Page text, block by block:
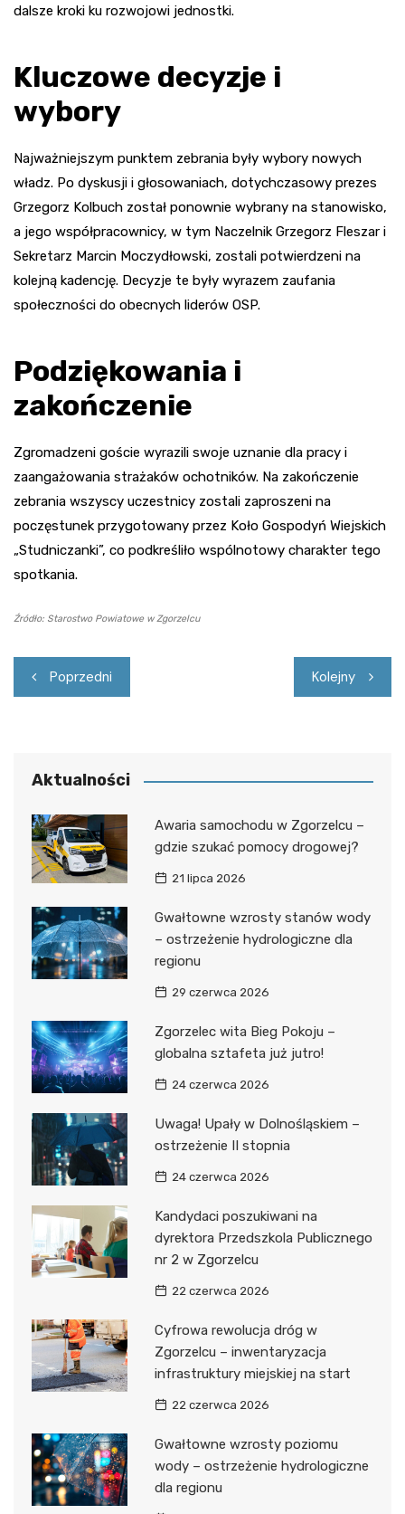
dalsze kroki ku rozwojowi jednostki.
Kluczowe decyzje i
wybory
Najważniejszym punktem zebrania były wybory nowych
władz. Po dyskusji i głosowaniach, dotychczasowy prezes
Grzegorz Kolbuch został ponownie wybrany na stanowisko,
a jego współpracownicy, w tym Naczelnik Grzegorz Fleszar i
Sekretarz Marcin Moczydłowski, zostali potwierdzeni na
kolejną kadencję. Decyzje te były wyrazem zaufania
społeczności do obecnych liderów OSP.
Podziękowania i
zakończenie
Zgromadzeni goście wyrazili swoje uznanie dla pracy i
zaangażowania strażaków ochotników. Na zakończenie
zebrania wszyscy uczestnicy zostali zaproszeni na
poczęstunek przygotowany przez Koło Gospodyń Wiejskich
„Studniczanki”, co podkreśliło wspólnotowy charakter tego
spotkania.
Źródło: Starostwo Powiatowe w Zgorzelcu
Nawigacja
wpisu
Poprzedni Kolejny
Aktualności
Awaria samochodu w Zgorzelcu –
gdzie szukać pomocy drogowej?
21 lipca 2026
Gwałtowne wzrosty stanów wody
– ostrzeżenie hydrologiczne dla
regionu
29 czerwca 2026
Zgorzelec wita Bieg Pokoju –
globalna sztafeta już jutro!
24 czerwca 2026
Uwaga! Upały w Dolnośląskiem –
ostrzeżenie II stopnia
24 czerwca 2026
Kandydaci poszukiwani na
dyrektora Przedszkola Publicznego
nr 2 w Zgorzelcu
22 czerwca 2026
Cyfrowa rewolucja dróg w
Zgorzelcu – inwentaryzacja
infrastruktury miejskiej na start
22 czerwca 2026
Gwałtowne wzrosty poziomu
wody – ostrzeżenie hydrologiczne
dla regionu